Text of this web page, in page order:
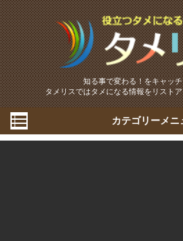
知る事で変わる！をキャッ
タメリスではタメになる情報をリスト
カテゴリーメニ